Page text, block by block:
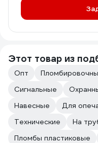
Этот товар из
Опт
Сигнальные
Навесные
Для
Технические
На
Пломбы пластиковые